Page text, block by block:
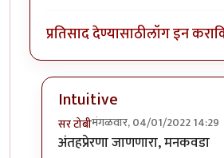
प्रतिसाद देण्यासाठीलॉग इन करा
Intuitive
सर टोबीमंगळवार, 04/01/2022 14:29
In reply toगेले ते दिवस. राहिल्या
अंतहप्रेरणा जाणणारा, मनकवडा